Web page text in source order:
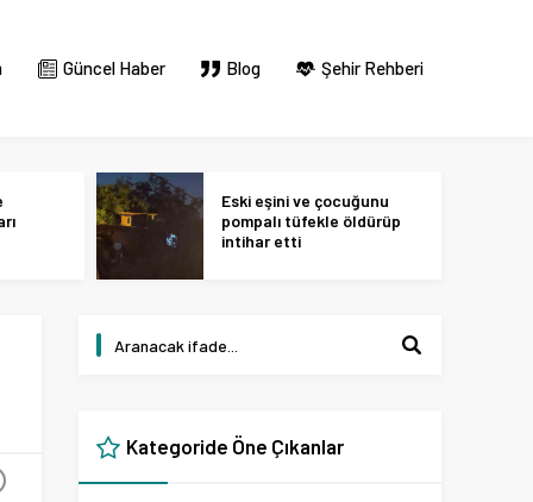
Güncel Haber Blog Şehir Rehberi
Eski eşini ve çocuğunu
pompalı tüfekle öldürüp
intihar etti
Kategoride Öne Çıkanlar